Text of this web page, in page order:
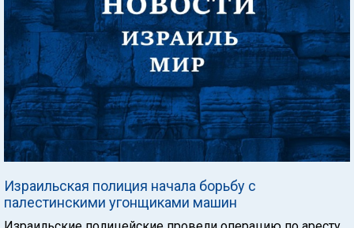
Израильская полиция начала борьбу с
палестинскими угонщиками машин